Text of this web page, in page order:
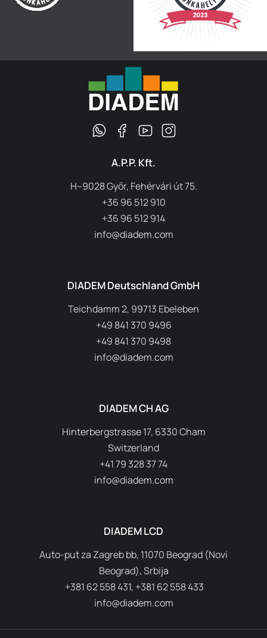
A.P.P. Kft.
H–9028 Győr, Fehérvári út 75.
+36 96 512 910
+36 96 512 914
info@diadem.com
DIADEM Deutschland GmbH
Teichdamm 2, 99713 Ebeleben
+49 841 370 9496
+49 841 370 9498
info@diadem.com
DIADEM CH AG
Hinterbergstrasse 17, 6330 Cham
Switzerland
+41 79 328 37 74
info@diadem.com
DIADEM LCD
Auto-put za Zagreb bb, 11070 Beograd (Novi
Beograd), Srbija
+381 62 558 431, +381 62 558 433
info@diadem.com